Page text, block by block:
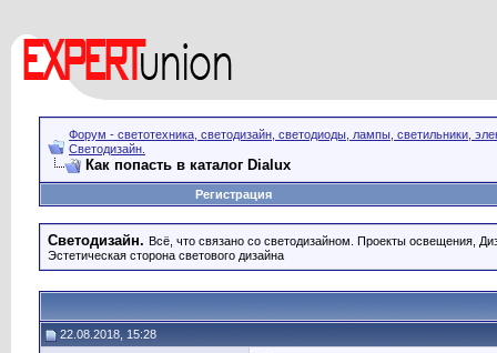
Форум - светотехника, светодизайн, светодиоды, лампы, светильники,
Светодизайн.
Как попасть в каталог Dialux
Регистрация
Светодизайн. Всё, что связано со светодизайном. Проекты освещения,
Эстетическая сторона светового дизайна
22.08.2018, 15:28